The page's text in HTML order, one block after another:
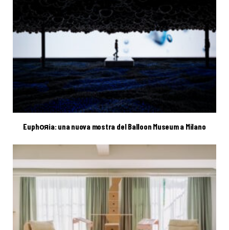
Euphояia: una nuova mostra del Balloon Museum a Milano